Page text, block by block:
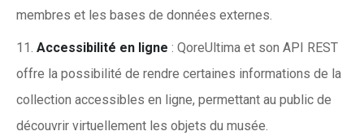
membres et les bases de données externes.
Accessibilité en ligne : QoreUltima et son API REST
offre la possibilité de rendre certaines informations de la
collection accessibles en ligne, permettant au public de
découvrir virtuellement les objets du musée.